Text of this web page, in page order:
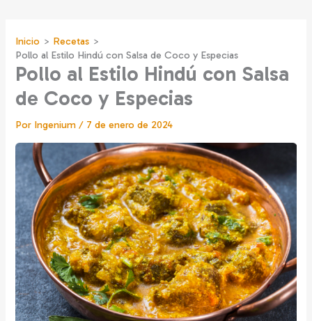
Inicio
Recetas
Pollo al Estilo Hindú con Salsa de Coco y Especias
Pollo al Estilo Hindú con Salsa
de Coco y Especias
Por Ingenium/ 7 de enero de 2024